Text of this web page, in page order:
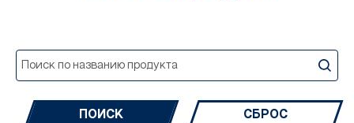
СБРОС